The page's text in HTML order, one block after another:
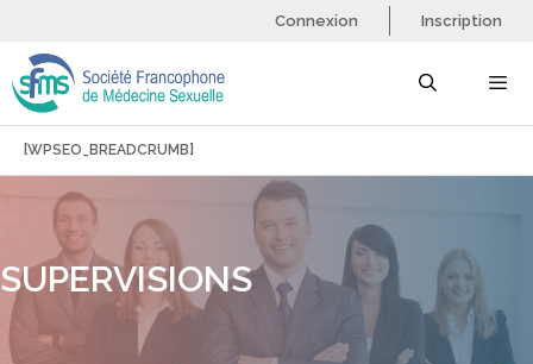
contenu
Connexion Inscription
[WPSEO_BREADCRUMB]
SUPERVISIONS